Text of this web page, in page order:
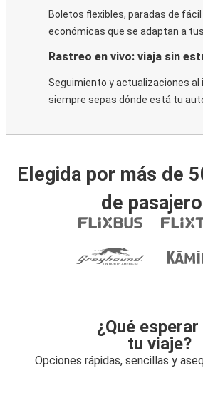
Boletos flexibles, paradas de
económicas que se adaptan a
Rastreo en vivo: viaja sin
Seguimiento y actualizaciones al
siempre sepas dónde está tu
Elegida por más de
de
¿Qué esperar
tu viaje?
Opciones rápidas, sencillas y